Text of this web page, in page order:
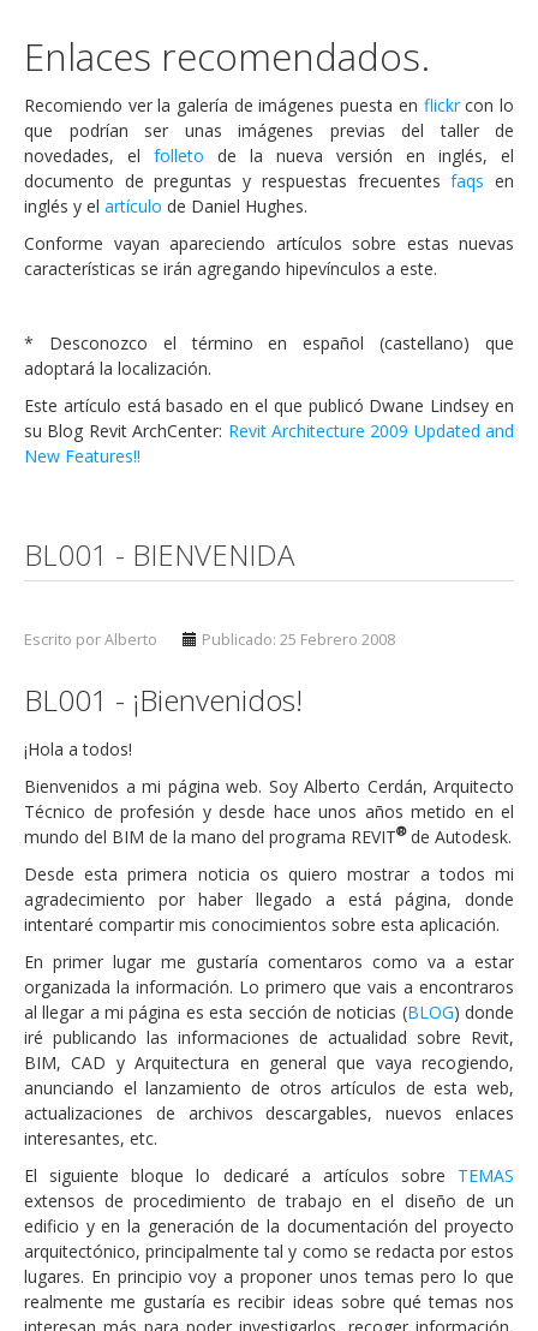
Enlaces recomendados.
Recomiendo ver la galería de imágenes puesta en flickrcon lo
que podrían ser unas imágenes previas del taller de
novedades, el folleto de la nueva versión en inglés, el
documento de preguntas y respuestas frecuentesfaqs en
inglés y el artículo de Daniel Hughes.
Conforme vayan apareciendo artículos sobre estas nuevas
características se irán agregando hipevínculos a este.
* Desconozco el término en español (castellano) que
adoptará la localización.
Este artículo está basado en el que publicó Dwane Lindsey en
su Blog Revit ArchCenter: Revit Architecture 2009 Updated and
New Features!!
BL001 - BIENVENIDA
Escrito por Alberto Publicado: 25 Febrero 2008
BL001 - ¡Bienvenidos!
¡Hola a todos!
Bienvenidos a mi página web. Soy Alberto Cerdán, Arquitecto
Técnico de profesión y desde hace unos años metido en el
mundo del BIM de la mano del programa REVIT®de Autodesk.
Desde esta primera noticia os quiero mostrar a todos mi
agradecimiento por haber llegado a está página, donde
intentaré compartir mis conocimientos sobre esta aplicación.
En primer lugar me gustaría comentaros como va a estar
organizada la información. Lo primero que vais a encontraros
al llegar a mi página es esta sección de noticias (BLOG) donde
iré publicando las informaciones de actualidad sobre Revit,
BIM, CAD y Arquitectura en general que vaya recogiendo,
anunciando el lanzamiento de otros artículos de esta web,
actualizaciones de archivos descargables, nuevos enlaces
interesantes, etc.
El siguiente bloque lo dedicaré a artículos sobre TEMAS
extensos de procedimiento de trabajo en el diseño de un
edificio y en la generación de la documentación del proyecto
arquitectónico, principalmente tal y como se redacta por estos
lugares. En principio voy a proponer unos temas pero lo que
realmente me gustaría es recibir ideas sobre qué temas nos
interesan más para poder investigarlos, recoger información,